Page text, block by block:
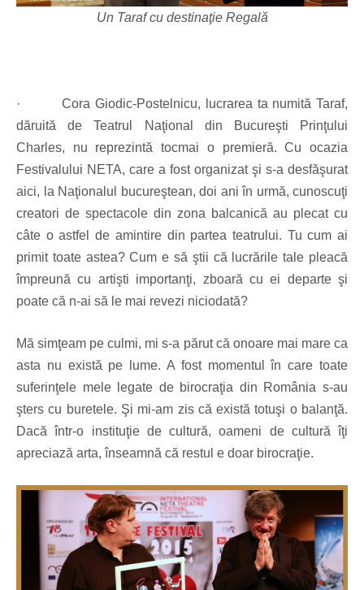
Un Taraf cu destinaţie Regală
·Cora Giodic-Postelnicu, lucrarea ta numită Taraf,
dăruită de Teatrul Naţional din Bucureşti Prinţului
Charles, nu reprezintă tocmai o premieră. Cu ocazia
Festivalului NETA, care a fost organizat şi s-a desfăşurat
aici, la Naţionalul bucureştean, doi aniîn urmă, cunoscuţi
creatori de spectacole din zona balcanică au plecat cu
câte o astfel de amintire din partea teatrului. Tu cum ai
primit toate astea?Cum e să ştii că lucrările tale pleacă
împreună cu artişti importanţi, zboară cu ei departe şi
poate că n-ai să le mai revezi niciodată?
Mă simţeam pe culmi, mi s-a părut că onoare mai mare ca
asta nu există pe lume. A fost momentul în care toate
suferinţele mele legate de birocraţia din România s-au
şters cu buretele. Şi mi-am zis că există totuşi o balanţă.
Dacă într-o instituţie de cultură, oameni de cultură îţi
apreciază arta, înseamnă că restul e doar birocraţie.